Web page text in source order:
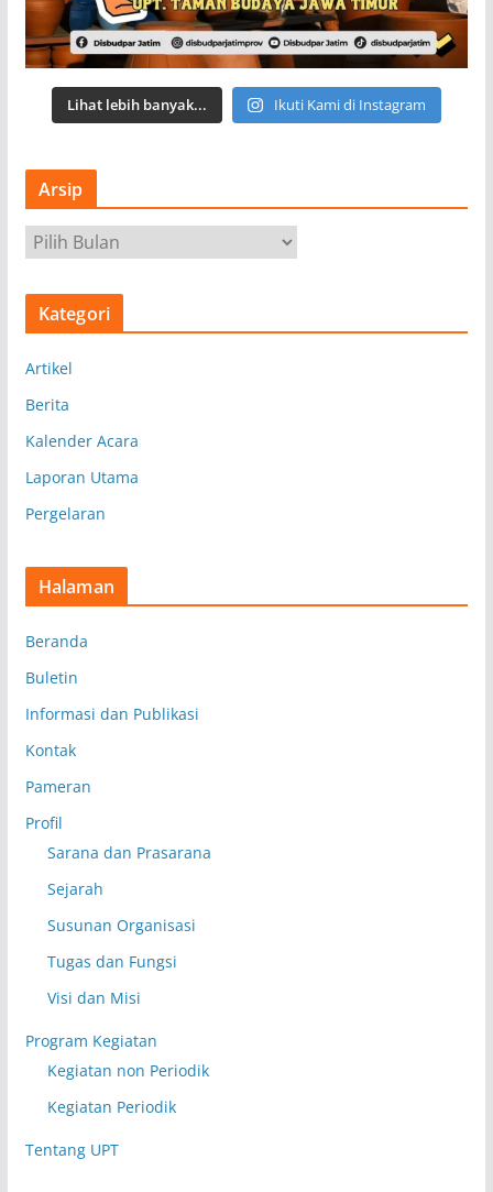
Lihat lebih banyak... Ikuti Kami di Instagram
Arsip
r
s
Kategori
Artikel
Berita
Kalender Acara
Laporan Utama
Pergelaran
Halaman
Beranda
Buletin
Informasi dan Publikasi
Kontak
Pameran
Profil
Sarana dan Prasarana
Sejarah
Susunan Organisasi
Tugas dan Fungsi
Visi dan Misi
Program Kegiatan
Kegiatan non Periodik
Kegiatan Periodik
Tentang UPT